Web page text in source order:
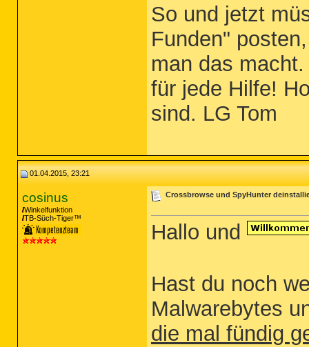
So und jetzt
Funden"
man das
für jede Hilfe!
sind. LG Tom
01.04.2015, 23:21
cosinus
Winkelfunktion
TB-Süch-Tiger™
Crossbrowse und SpyHunter
Hallo und
Hast du noch
Malwarebytes
die mal fündig